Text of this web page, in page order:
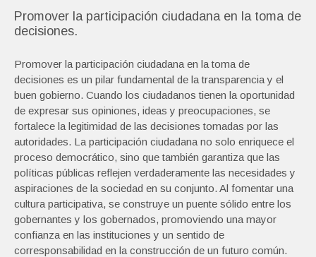
Promover la participación ciudadana en la toma de
decisiones.
Promover la participación ciudadana en la toma de
decisiones es un pilar fundamental de la transparencia y el
buen gobierno. Cuando los ciudadanos tienen la oportunidad
de expresar sus opiniones, ideas y preocupaciones, se
fortalece la legitimidad de las decisiones tomadas por las
autoridades. La participación ciudadana no solo enriquece el
proceso democrático, sino que también garantiza que las
políticas públicas reflejen verdaderamente las necesidades y
aspiraciones de la sociedad en su conjunto. Al fomentar una
cultura participativa, se construye un puente sólido entre los
gobernantes y los gobernados, promoviendo una mayor
confianza en las instituciones y un sentido de
corresponsabilidad en la construcción de un futuro común.